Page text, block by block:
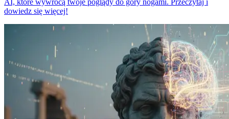
AI, które wywrócą twoje poglądy do góry nogami. Przeczytaj i
dowiedz się więcej!